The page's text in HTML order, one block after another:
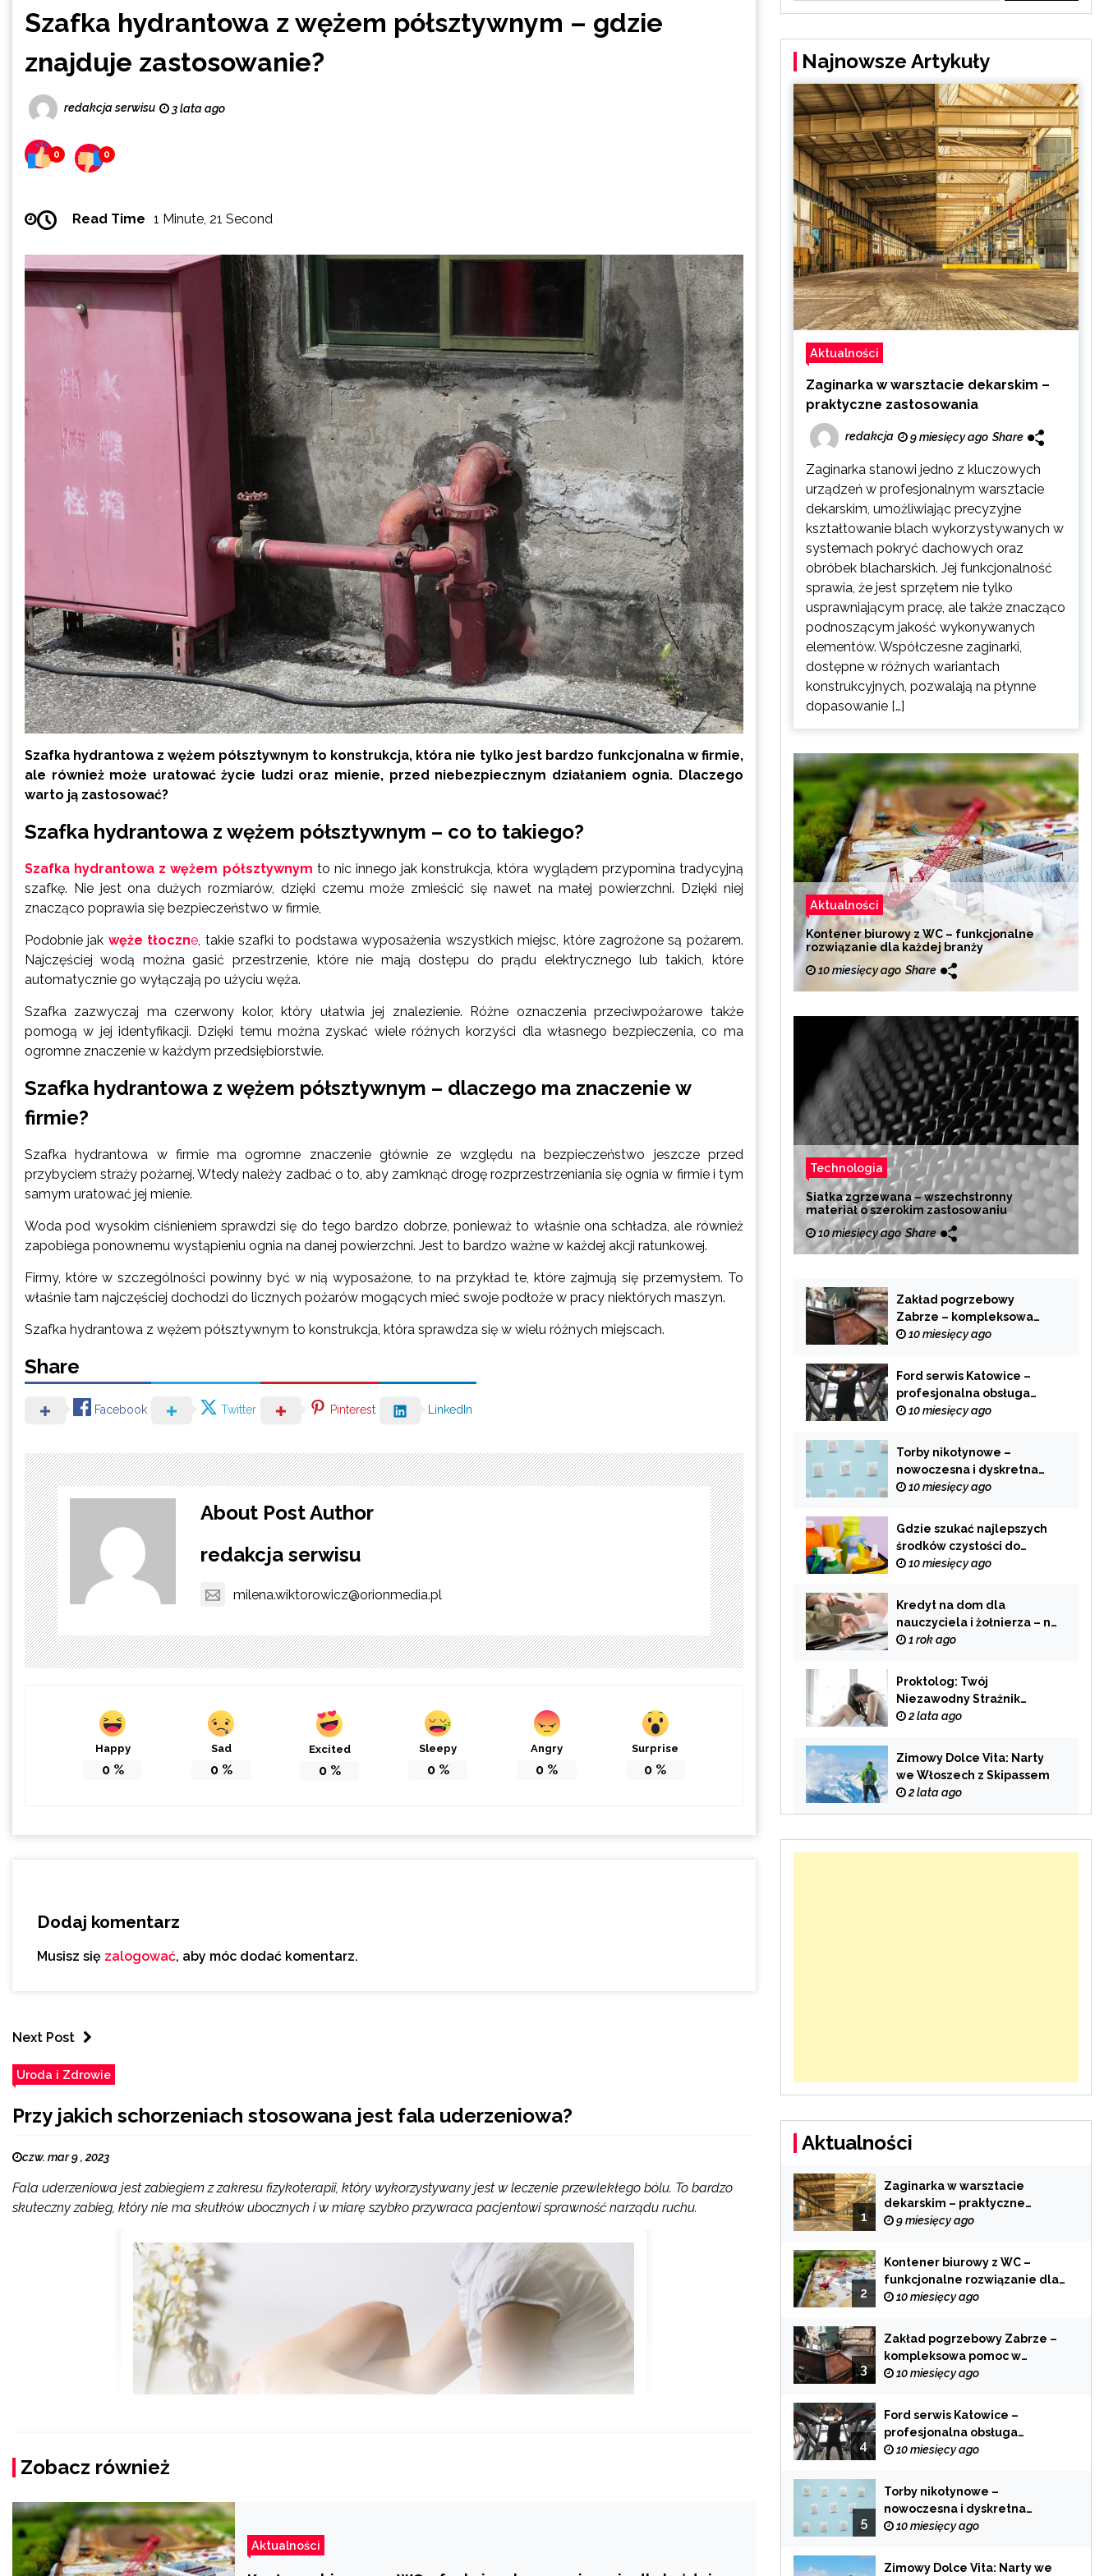
Szafka hydrantowa z wężem półsztywnym – gdzie
znajduje zastosowanie?
redakcja serwisu 3 lata ago
0 0
Read Time 1 Minute, 21 Second
Szafka hydrantowa z wężem półsztywnym to konstrukcja, która nie tylko jest bardzo funkcjonalna w firmie,
ale również może uratować życie ludzi oraz mienie, przed niebezpiecznym działaniem ognia. Dlaczego
warto ją zastosować?
Szafka hydrantowa z wężem półsztywnym – co to takiego?
Szafka hydrantowa z wężem półsztywnym to nic innego jak konstrukcja, która wyglądem przypomina tradycyjną
szafkę. Nie jest ona dużych rozmiarów, dzięki czemu może zmieścić się nawet na małej powierzchni. Dzięki niej
znacząco poprawia się bezpieczeństwo w firmie,
Podobnie jak węże tłoczne, takie szafki to podstawa wyposażenia wszystkich miejsc, które zagrożone są pożarem.
Najczęściej wodą można gasić przestrzenie, które nie mają dostępu do prądu elektrycznego lub takich, które
automatycznie go wyłączają po użyciu węża.
Szafka zazwyczaj ma czerwony kolor, który ułatwia jej znalezienie. Różne oznaczenia przeciwpożarowe także
pomogą w jej identyfikacji. Dzięki temu można zyskać wiele różnych korzyści dla własnego bezpieczenia, co ma
ogromne znaczenie w każdym przedsiębiorstwie.
Szafka hydrantowa z wężem półsztywnym – dlaczego ma znaczenie w
firmie?
Szafka hydrantowa w firmie ma ogromne znaczenie głównie ze względu na bezpieczeństwo jeszcze przed
przybyciem straży pożarnej. Wtedy należy zadbać o to, aby zamknąć drogę rozprzestrzeniania się ognia w firmie i tym
samym uratować jej mienie.
Woda pod wysokim ciśnieniem sprawdzi się do tego bardzo dobrze, ponieważ to właśnie ona schładza, ale również
zapobiega ponownemu wystąpieniu ognia na danej powierzchni. Jest to bardzo ważne w każdej akcji ratunkowej.
Firmy, które w szczególności powinny być w nią wyposażone, to na przykład te, które zajmują się przemysłem. To
właśnie tam najczęściej dochodzi do licznych pożarów mogących mieć swoje podłoże w pracy niektórych maszyn.
Szafka hydrantowa z wężem półsztywnym to konstrukcja, która sprawdza się w wielu różnych miejscach.
Share
Facebook Twitter Pinterest LinkedIn
About Post Author
redakcja serwisu
milena.wiktorowicz@orionmedia.pl
Happy
0%
Sad
0%
Excited
0%
Sleepy
0%
Angry
0 %
Surprise
0 %
Dodaj komentarz
Musisz się zalogować, aby móc dodać komentarz.
Next Post
Uroda i Zdrowie
Przy jakich schorzeniach stosowana jest fala uderzeniowa?
czw. mar 9 , 2023
Fala uderzeniowa jest zabiegiem z zakresu fizykoterapii, który wykorzystywany jest w leczenie przewlekłego bólu. To bardzo
skuteczny zabieg, który nie ma skutków ubocznych i w miarę szybko przywraca pacjentowi sprawność narządu ruchu.
Zobacz również
Aktualności
Najnowsze Artykuły
Aktualności
Zaginarka w warsztacie dekarskim –
praktyczne zastosowania
redakcja 9 miesięcy ago Share
Zaginarka stanowi jedno z kluczowych
urządzeń w profesjonalnym warsztacie
dekarskim, umożliwiając precyzyjne
kształtowanie blach wykorzystywanych w
systemach pokryć dachowych oraz
obróbek blacharskich. Jej funkcjonalność
sprawia, że jest sprzętem nie tylko
usprawniającym pracę, ale także znacząco
podnoszącym jakość wykonywanych
elementów. Współczesne zaginarki,
dostępne w różnych wariantach
konstrukcyjnych, pozwalają na płynne
dopasowanie […]
Aktualności
Kontener biurowy z WC – funkcjonalne
rozwiązanie dla każdej branży
10 miesięcy ago Share
Technologia
Siatka zgrzewana – wszechstronny
materiał o szerokim zastosowaniu
10 miesięcy ago Share
Zakład pogrzebowy
Zabrze – kompleksowa
pomoc w trudnych
10 miesięcy ago
Ford serwis Katowice –
profesjonalna obsługa
Twojego samochodu
10 miesięcy ago
Torby nikotynowe –
nowoczesna i dyskretna
alternatywa dla
10 miesięcy ago
Gdzie szukać najlepszych
środków czystości do
swojego domu?
10 miesięcy ago
Kredyt na dom dla
nauczyciela i żołnierza – na
co zwrócić uwagę przy
1 rok ago
Proktolog: Twój
Niezawodny Strażnik
Zdrowia Układu
2 lata ago
Zimowy Dolce Vita: Narty
we Włoszech z Skipassem
2 lata ago
Aktualności
1
Zaginarka w warsztacie
dekarskim – praktyczne
zastosowania
9 miesięcy ago
2
Kontener biurowy z WC –
funkcjonalne rozwiązanie dla
każdej branży
10 miesięcy ago
3
Zakład pogrzebowy Zabrze –
kompleksowa pomoc w
trudnych chwilach
10 miesięcy ago
4
Ford serwis Katowice –
profesjonalna obsługa
Twojego samochodu
10 miesięcy ago
5
Torby nikotynowe –
nowoczesna i dyskretna
alternatywa dla tradycyjnego
10 miesięcy ago
Zimowy Dolce Vita: Narty we